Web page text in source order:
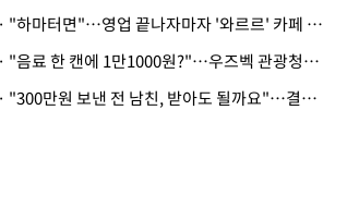
· "하마터면"…영업 끝나자마자 '와르르' 카페 테라스 덮친 대리석 외벽
· "음료 한 캔에 1만1000원?"…우즈벡 관광청까지 나섰다, 유튜버 폭로 후폭풍
· "300만원 보낸 전 남친, 받아도 될까요"…결혼 앞둔 예비신부의 뜻밖 고충